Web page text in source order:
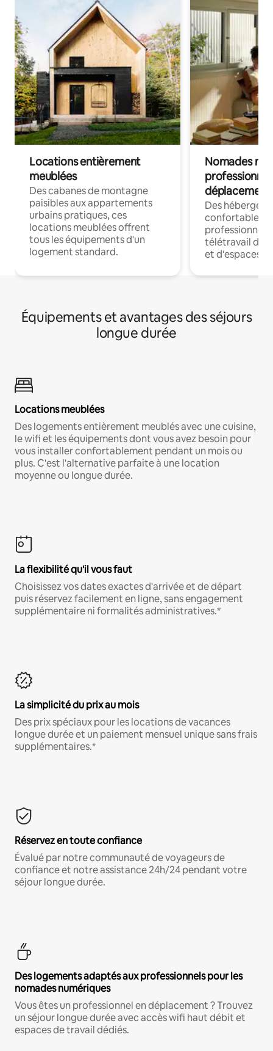
Locations entièrement
meublées
Des cabanes de montagne
paisibles aux appartements
urbains pratiques, ces
locations meublées offrent
tous les équipements d'un
logement standard.
Nomades
déplacement
Des
confortables
professionnels
télétravail
et d'espaces
Équipements et avantages des séjours
longue durée
Locations meublées
Des logements entièrement meublés avec une cuisine,
le wifi et les équipements dont vous avez besoin pour
vous installer confortablement pendant un mois ou
plus. C'est l'alternative parfaite à une location
moyenne ou longue durée.
La flexibilité qu'il vous faut
Choisissez vos dates exactes d'arrivée et de départ
puis réservez facilement en ligne, sans engagement
supplémentaire ni formalités administratives.*
La simplicité du prix au mois
Des prix spéciaux pour les locations de vacances
longue durée et un paiement mensuel unique sans frais
supplémentaires.*
Réservez en toute confiance
Évalué par notre communauté de voyageurs de
confiance et notre assistance 24h/24 pendant votre
séjour longue durée.
Des logements adaptés aux professionnels pour les
nomades numériques
Vous êtes un professionnel en déplacement ? Trouvez
un séjour longue durée avec accès wifi haut débit et
espaces de travail dédiés.